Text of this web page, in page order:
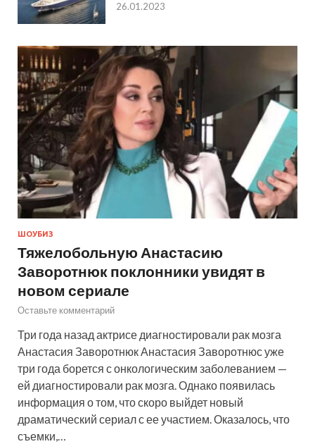
26.01.2023
ШОУБИЗ
Тяжелобольную Анастасию
Заворотнюк поклонники увидят в
новом сериале
Оставьте комментарий
Три года назад актрисе диагностировали рак мозга
Анастасия Заворотнюк Анастасия Заворотнюс уже
три года борется с онкологическим заболеванием —
ей диагностировали рак мозга. Однако появилась
информация о том, что скоро выйдет новый
драматический сериал с ее участием. Оказалось, что
съемки,…